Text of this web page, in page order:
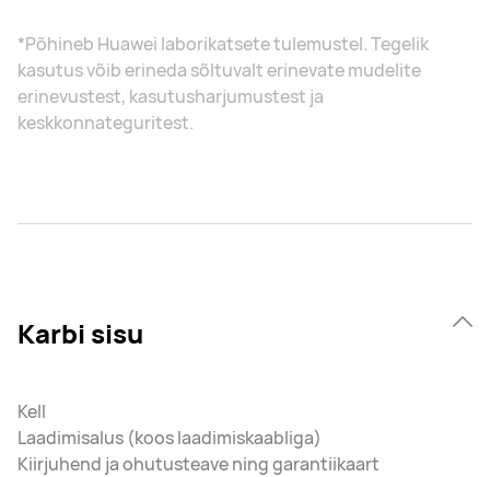
*Põhineb Huawei laborikatsete tulemustel. Tegelik
kasutus võib erineda sõltuvalt erinevate mudelite
erinevustest, kasutusharjumustest ja
keskkonnateguritest.
Karbi sisu
Kell
Laadimisalus (koos laadimiskaabliga)
Kiirjuhend ja ohutusteave ning garantiikaart